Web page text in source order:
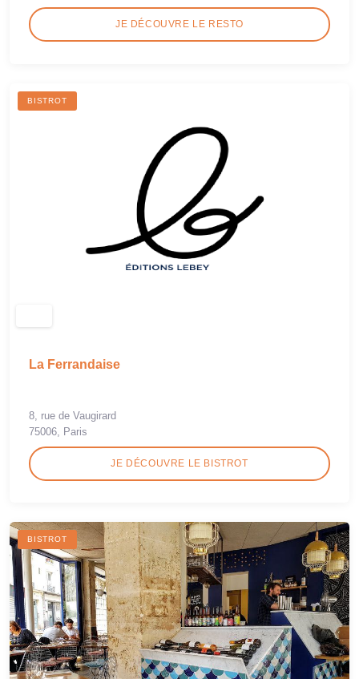
JE DÉCOUVRE LE RESTO
BISTROT
La Ferrandaise
8, rue de Vaugirard
75006, Paris
JE DÉCOUVRE LE BISTROT
BISTROT